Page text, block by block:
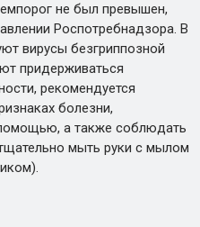
не был превышен,
Роспотребнадзора. В
вирусы безгриппозной
придерживаться
рекомендуется
болезни,
а также соблюдать
мыть руки с мылом